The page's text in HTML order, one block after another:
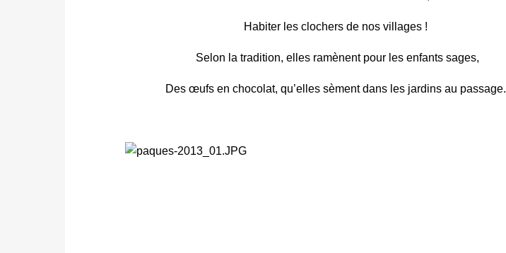
Habiter les clochers de nos villages !
Selon la tradition, elles ramènent pour les enfants sages,
Des œufs en chocolat, qu’elles sèment dans les jardins au passage.